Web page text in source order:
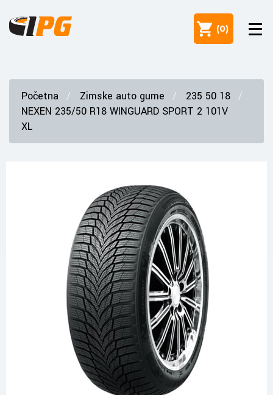
(0)
Početna Zimske auto gume
235 50 18
NEXEN 235/50 R18 WINGUARD SPORT 2 101V
XL